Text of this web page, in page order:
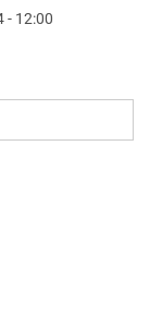
- 12:00